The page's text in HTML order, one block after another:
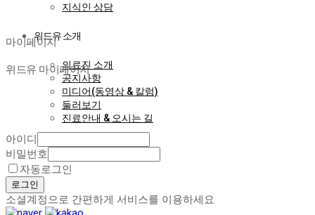
지식인 상담
위드유 소개
의료진 소개
공지사항
미디어(동영상 & 칼럼)
둘러보기
진료안내 & 오시는 길
마이페이지
마이페이지
위드유 마이페이지
아이디
비밀번호
자동로그인
로그인
소셜계정으로 간편하게 서비스를 이용하세요